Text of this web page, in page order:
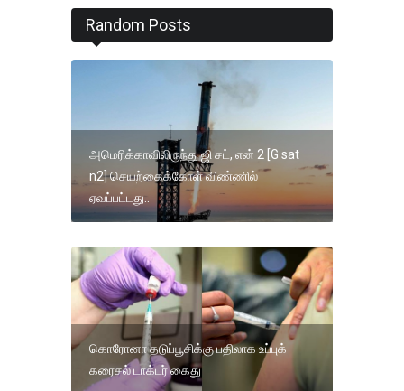
Random Posts
அமெரிக்காவிலிருந்து ஜி சட், என் 2 [G sat
n2] செயற்கைக்கோள் விண்ணில்
ஏவப்பட்டது..
கொரோனா தடுப்பூசிக்கு பதிலாக உப்புக்
கரைசல் டாக்டர் கைது